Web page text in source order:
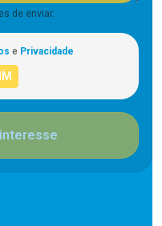
de enviar.
e Privacidade